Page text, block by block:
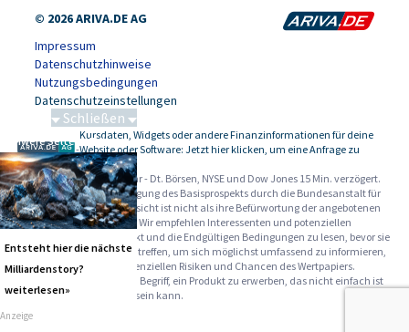
© 2026 ARIVA.DE AG
Impressum
Datenschutzhinweise
Nutzungsbedingungen
Datenschutzeinstellungen
-
Kursdaten, Widgets oder andere Finanzinformationen für deine
Website oder Software: Jetzt hier klicken, um eine Anfrage zu
stellen.
Alle Angaben ohne Gewähr - Dt. Börsen, NYSE und Dow Jones 15 Min. verzögert.
Werbehinweise:Die Billigung des Basisprospekts durch die Bundesanstalt für
Finanzdienstleistungsaufsicht ist nicht als ihre Befürwortung der angebotenen
Wertpapiere zu verstehen. Wir empfehlen Interessenten und potenziellen
Anlegern den Basisprospekt und die Endgültigen Bedingungen zu lesen, bevor sie
eine Anlageentscheidung treffen, um sich möglichst umfassend zu informieren,
insbesondere über die potenziellen Risiken und Chancen des Wertpapiers.
Warnhinweise: Sie sind im Begriff, ein Produkt zu erwerben, das nicht einfach ist
und schwer zu verstehen sein kann.
Schließen
Schwere Seltene Erden
Entsteht hier die nächste
Milliardenstory?
weiterlesen»
Anzeige